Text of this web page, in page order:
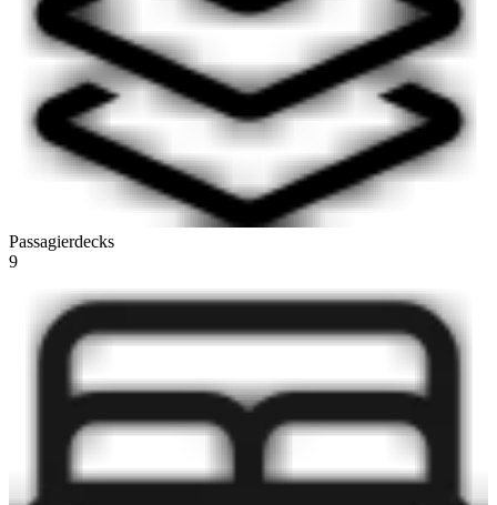
Passagierdecks
9